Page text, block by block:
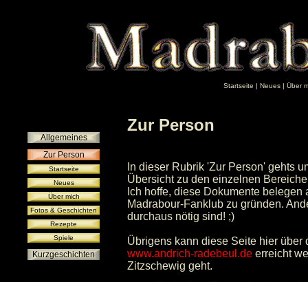
Startseite | Neues | Über
Allgemeines
Zur Person
Startseite
Neues
Über mich
Fotos & Geschichten
Rezepte
Spiele
Kurzgeschichten
Zur Person
In dieser Rubrik 'Zur Person' gehts
Übersicht zu den einzelnen
Ich hoffe, diese Dokumente
Madrabour-Fanklub zu gründen.
durchaus nötig sind! ;)
Übrigens kann diese Seite hier über
www.andrich-radebeul.de erreicht
Zitzschewig geht.